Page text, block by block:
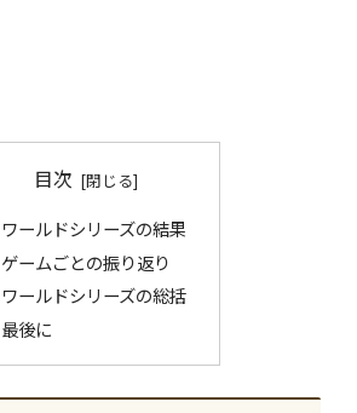
目次
ワールドシリーズの結果
ゲームごとの振り返り
ワールドシリーズの総括
最後に